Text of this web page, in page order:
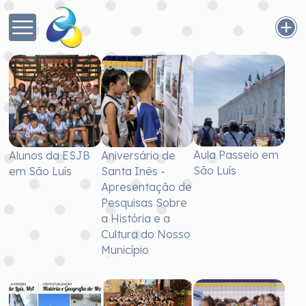
Alunos da ESJB
em São Luís
Aniversário de
Santa Inês -
Apresentação de
Pesquisas Sobre
a História e a
Cultura do Nosso
Município
Aula Passeio em
São Luís